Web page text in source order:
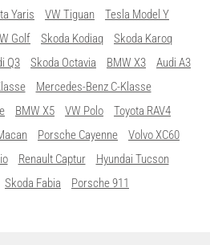
Yaris VW Tiguan
Tesla Model Y
Golf Skoda Kodiaq
Skoda Karoq
Q3 Skoda Octavia BMW X3
Audi A3
Mercedes-Benz C-Klasse
BMW X5 VW Polo
Toyota RAV4
Porsche Cayenne
Volvo XC60
Renault Captur
Hyundai Tucson
Skoda Fabia Porsche 911